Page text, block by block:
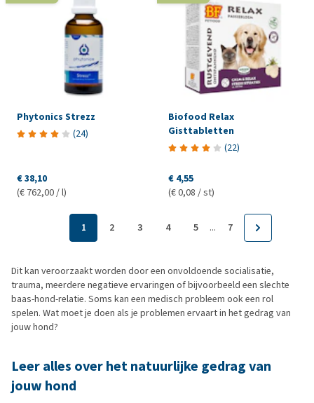
Phytonics Strezz
(24)
€ 38,10
(€ 762,00 / l)
Biofood Relax
Gisttabletten
(22)
€ 4,55
(€ 0,08 / st)
1 2 3 4 5 ... 7
Dit kan veroorzaakt worden door een onvoldoende socialisatie,
trauma, meerdere negatieve ervaringen of bijvoorbeeld een slechte
baas-hond-relatie. Soms kan een medisch probleem ook een rol
spelen. Wat moet je doen als je problemen ervaart in het gedrag van
jouw hond?
Leer alles over het natuurlijke gedrag van
jouw hond